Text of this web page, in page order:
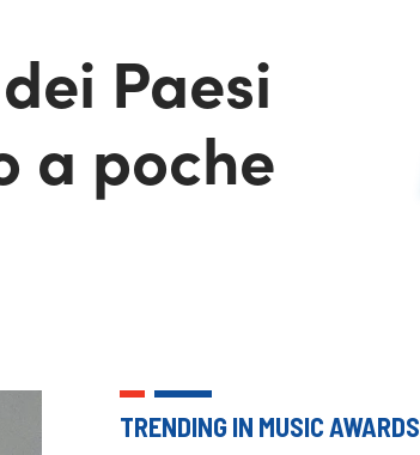
Paesi
a poche
TRENDING IN MUSIC AWARDS